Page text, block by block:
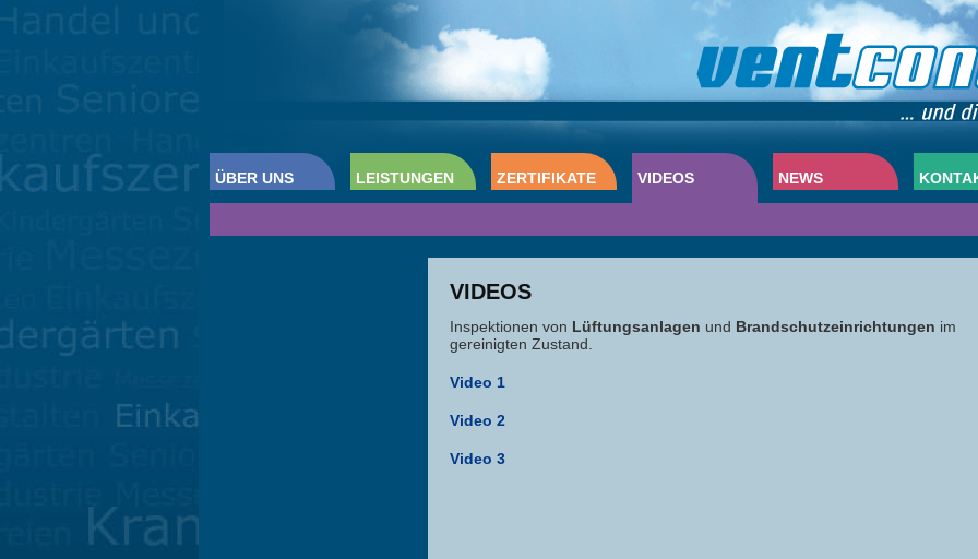
ÜBER UNS LEISTUNGEN ZERTIFIKATE VIDEOS NEWS
VIDEOS
Inspektionen von Lüftungsanlagen und Brandschutzeinrichtungen im
gereinigten Zustand.
Video 1
Video 2
Video 3